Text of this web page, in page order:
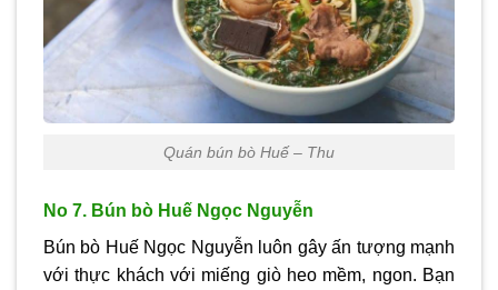
Quán bún bò Huế – Thu
No 7. Bún bò Huế Ngọc Nguyễn
Bún bò Huế Ngọc Nguyễn luôn gây ấn tượng mạnh
với thực khách với miếng giò heo mềm, ngon. Bạn